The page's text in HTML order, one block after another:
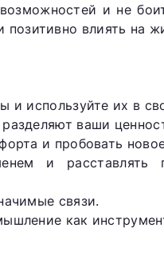
и не
влиять на
и используйте их в
ваши
и пробовать
и расставлять
связи.
как